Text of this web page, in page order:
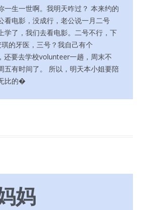
一生一世啊。我明天咋过？ 本来约的
看电影，没成行，老公说一月二号
学了，我们去看电影。二号不行，下
的牙医，三号？我自己有个
要去学校volunteer一趟，周末不
五有时间了。 所以，明天本小姐要陪
比的�
妈